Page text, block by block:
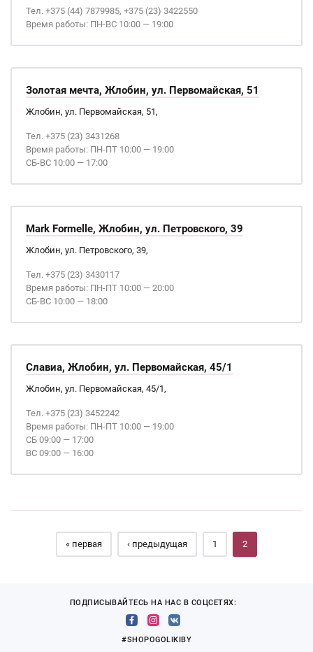
Тел. +375 (44) 7879985, +375 (23) 3422550
Время работы: ПН-ВС 10:00 — 19:00
Золотая мечта, Жлобин, ул. Первомайская, 51
Жлобин, ул. Первомайская, 51,
Тел. +375 (23) 3431268
Время работы: ПН-ПТ 10:00 — 19:00
СБ-ВС 10:00 — 17:00
Mark Formelle, Жлобин, ул. Петровского, 39
Жлобин, ул. Петровского, 39,
Тел. +375 (23) 3430117
Время работы: ПН-ПТ 10:00 — 20:00
СБ-ВС 10:00 — 18:00
Славиа, Жлобин, ул. Первомайская, 45/1
Жлобин, ул. Первомайская, 45/1,
Тел. +375 (23) 3452242
Время работы: ПН-ПТ 10:00 — 19:00
СБ 09:00 — 17:00
ВС 09:00 — 16:00
Страницы
« первая ‹ предыдущая 1 2
ПОДПИСЫВАЙТЕСЬ НА НАС В СОЦСЕТЯХ:
#SHOPOGOLIKIBY